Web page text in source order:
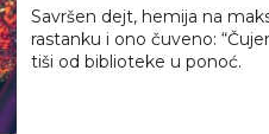
Savršen dejt, hemija na
rastanku i ono čuveno:
tiši od biblioteke u ponoć.